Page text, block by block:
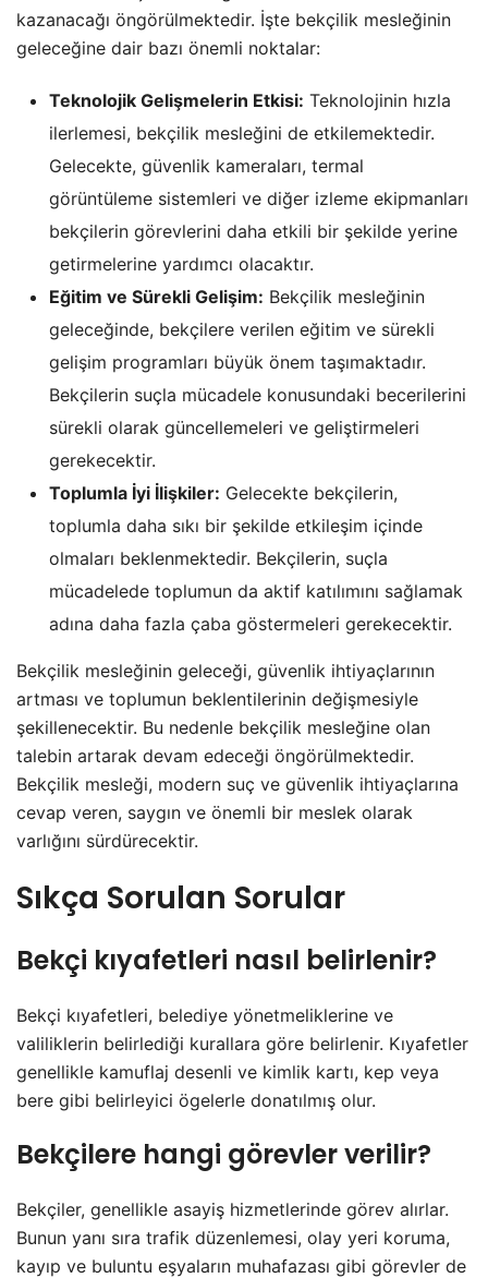
kazanacağı öngörülmektedir. İşte bekçilik mesleğinin
geleceğine dair bazı önemli noktalar:
Teknolojik Gelişmelerin Etkisi: Teknolojinin hızla
ilerlemesi, bekçilik mesleğini de etkilemektedir.
Gelecekte, güvenlik kameraları, termal
görüntüleme sistemleri ve diğer izleme ekipmanları
bekçilerin görevlerini daha etkili bir şekilde yerine
getirmelerine yardımcı olacaktır.
Eğitim ve Sürekli Gelişim: Bekçilik mesleğinin
geleceğinde, bekçilere verilen eğitim ve sürekli
gelişim programları büyük önem taşımaktadır.
Bekçilerin suçla mücadele konusundaki becerilerini
sürekli olarak güncellemeleri ve geliştirmeleri
gerekecektir.
Toplumla İyi İlişkiler: Gelecekte bekçilerin,
toplumla daha sıkı bir şekilde etkileşim içinde
olmaları beklenmektedir. Bekçilerin, suçla
mücadelede toplumun da aktif katılımını sağlamak
adına daha fazla çaba göstermeleri gerekecektir.
Bekçilik mesleğinin geleceği, güvenlik ihtiyaçlarının
artması ve toplumun beklentilerinin değişmesiyle
şekillenecektir. Bu nedenle bekçilik mesleğine olan
talebin artarak devam edeceği öngörülmektedir.
Bekçilik mesleği, modern suç ve güvenlik ihtiyaçlarına
cevap veren, saygın ve önemli bir meslek olarak
varlığını sürdürecektir.
Sıkça Sorulan Sorular
Bekçi kıyafetleri nasıl belirlenir?
Bekçi kıyafetleri, belediye yönetmeliklerine ve
valiliklerin belirlediği kurallara göre belirlenir. Kıyafetler
genellikle kamuflaj desenli ve kimlik kartı, kep veya
bere gibi belirleyici ögelerle donatılmış olur.
Bekçilere hangi görevler verilir?
Bekçiler, genellikle asayiş hizmetlerinde görev alırlar.
Bunun yanı sıra trafik düzenlemesi, olay yeri koruma,
kayıp ve buluntu eşyaların muhafazası gibi görevler de